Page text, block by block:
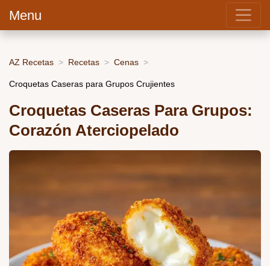
Menu
AZ Recetas Recetas Cenas
Croquetas Caseras para Grupos Crujientes
Croquetas Caseras Para Grupos:
Corazón Aterciopelado